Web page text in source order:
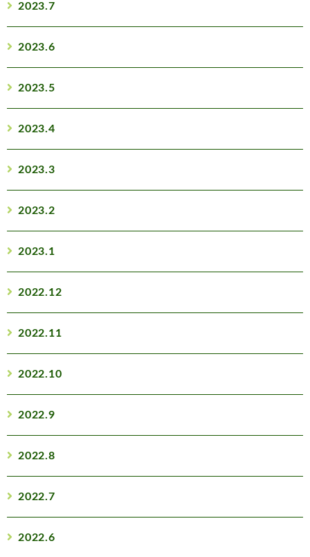
2023.7
2023.6
2023.5
2023.4
2023.3
2023.2
2023.1
2022.12
2022.11
2022.10
2022.9
2022.8
2022.7
2022.6